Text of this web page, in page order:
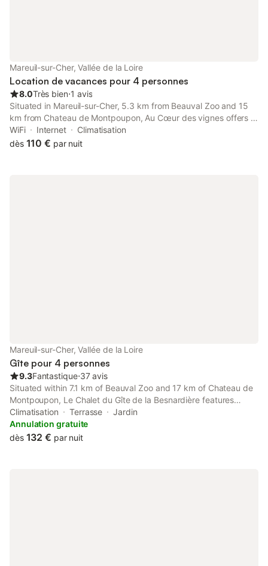
événements ne sont pas autorisés. Des activités telles que le
billard et des installations de spa sont accessibles sur place.
Mareuil-sur-Cher, Vallée de la Loire
Location de vacances pour 4 personnes
8.0Très bien⋅1 avis
Situated in Mareuil-sur-Cher, 5.3 km from Beauval Zoo and 15
km from Chateau de Montpoupon, Au Cœur des vignes offers a
garden and air conditioning. This property offers access to a
terrace, free private parking and free WiFi.
WiFi Internet
Climatisation
dès 110 € par nuit
Mareuil-sur-Cher, Vallée de la Loire
Gîte pour 4 personnes
9.3Fantastique⋅37 avis
Situated within 7.1 km of Beauval Zoo and 17 km of Chateau de
Montpoupon, Le Chalet du Gîte de la Besnardière features
rooms with air conditioning and a private bathroom in Mareuil-
sur-Cher.
Climatisation Terrasse
Jardin
Annulation gratuite
dès 132 € par nuit